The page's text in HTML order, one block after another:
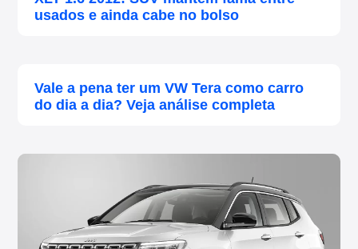
usados e ainda cabe no bolso
Vale a pena ter um VW Tera como carro
do dia a dia? Veja análise completa